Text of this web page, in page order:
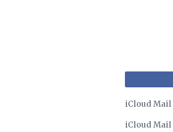
iCloud Mail
iCloud Mail